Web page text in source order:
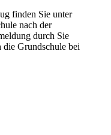
finden Sie unter
nach der
durch Sie
Grundschule bei